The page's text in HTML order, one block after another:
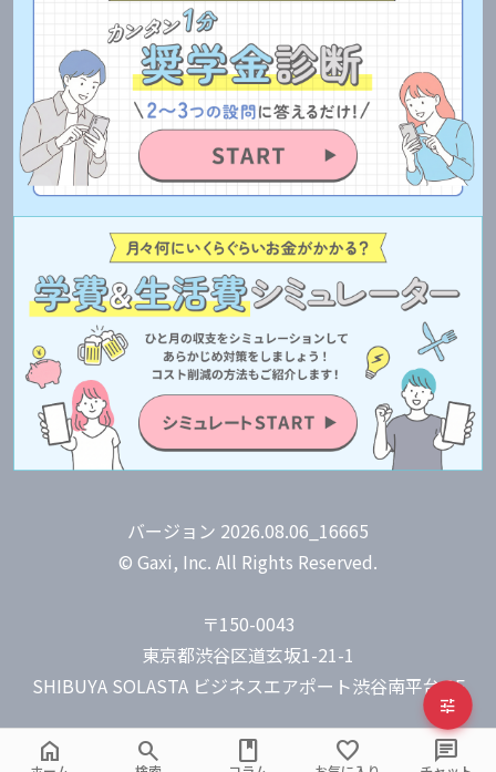
tune
バージョン 2026.08.06_16665
© Gaxi, Inc. All Rights Reserved.
〒150-0043
東京都渋谷区道玄坂1-21-1
SHIBUYA SOLASTA ビジネスエアポート渋谷南平台 3F
home search book favorite chat